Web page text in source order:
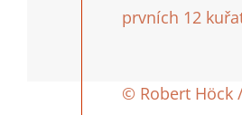
prvních 12
© Robert Höck